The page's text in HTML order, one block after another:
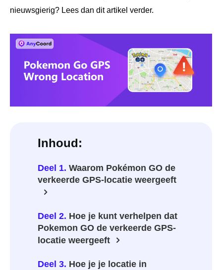
nieuwsgierig? Lees dan dit artikel verder.
Inhoud:
Deel 1. Waarom Pokémon GO de
verkeerde GPS-locatie weergeeft
Deel 2. Hoe je kunt verhelpen dat
Pokemon GO de verkeerde GPS-
locatie weergeeft
Deel 3. Hoe je je locatie in